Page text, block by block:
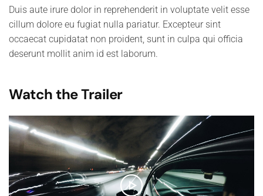
Duis aute irure dolor in reprehenderit in voluptate velit esse
cillum dolore eu fugiat nulla pariatur. Excepteur sint
occaecat cupidatat non proident, sunt in culpa qui officia
deserunt mollit anim id est laborum.
Watch the Trailer